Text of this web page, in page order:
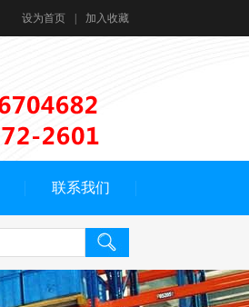
设为首页 加入收藏
联系我们